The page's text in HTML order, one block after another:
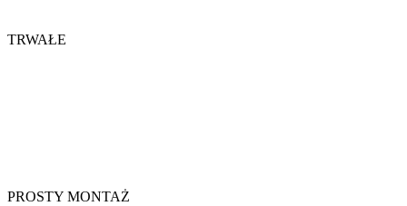
TRWAŁE
PROSTY MONTAŻ